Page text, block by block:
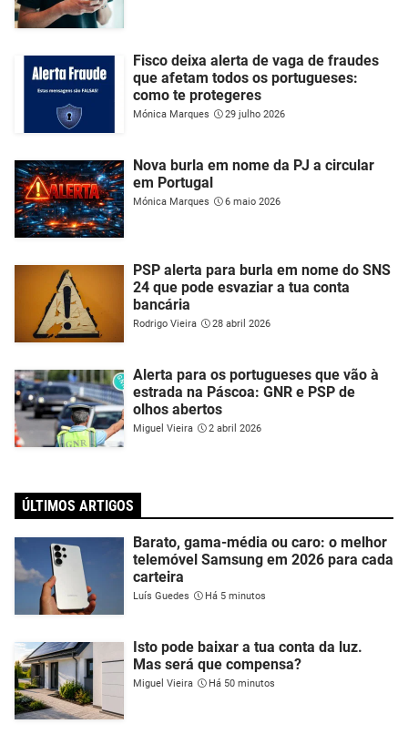
Fisco deixa alerta de vaga de fraudes
que afetam todos os portugueses:
como te protegeres
Mónica Marques 29 julho 2026
Nova burla em nome da PJ a circular
em Portugal
Mónica Marques 6 maio 2026
PSP alerta para burla em nome do SNS
24 que pode esvaziar a tua conta
bancária
Rodrigo Vieira 28 abril 2026
Alerta para os portugueses que vão à
estrada na Páscoa: GNR e PSP de
olhos abertos
Miguel Vieira 2 abril 2026
ÚLTIMOS ARTIGOS
Barato, gama-média ou caro: o melhor
telemóvel Samsung em 2026 para cada
carteira
Luís Guedes Há 5 minutos
Isto pode baixar a tua conta da luz.
Mas será que compensa?
Miguel Vieira Há 50 minutos